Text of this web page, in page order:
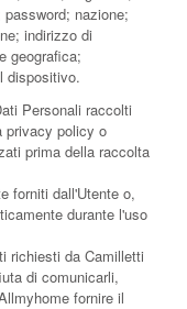
nazione;
indirizzo di
geografica;
dispositivo.
Personali raccolti
privacy policy o
prima della raccolta
forniti dall'Utente o,
durante l'uso
richiesti da Camilletti
di comunicarli,
fornire il